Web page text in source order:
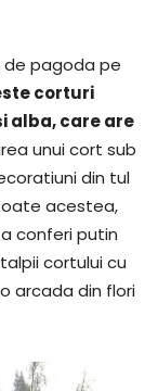
pagoda pe
corturi
alba, care are
unui cort sub
din tul
acestea,
conferi putin
cortului cu
arcada din flori